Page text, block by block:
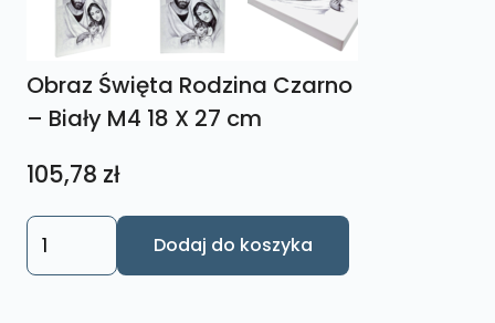
Obraz Święta Rodzina Czarno
– Biały M4 18 X 27 cm
105,78 zł
ilość
Obraz
Dodaj do koszyka